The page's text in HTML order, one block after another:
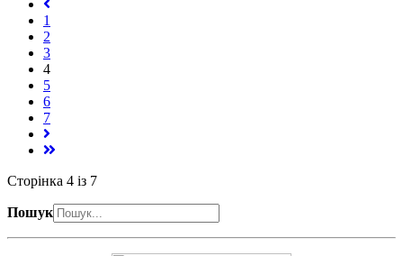
1
2
3
4
5
6
7
Сторінка 4 із 7
Пошук